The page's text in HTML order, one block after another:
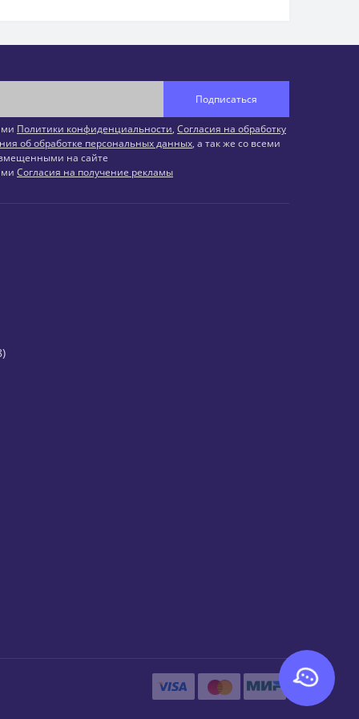
Подписаться
Политики конфиденциальности, Согласия на обработку
об обработке персональных данных, а так же со всеми
на сайте
Согласия на получение рекламы